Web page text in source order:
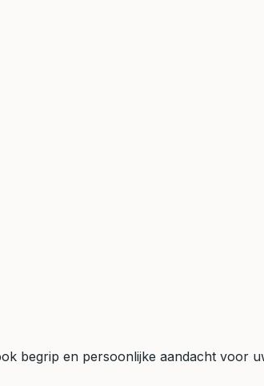
begrip en persoonlijke aandacht voor